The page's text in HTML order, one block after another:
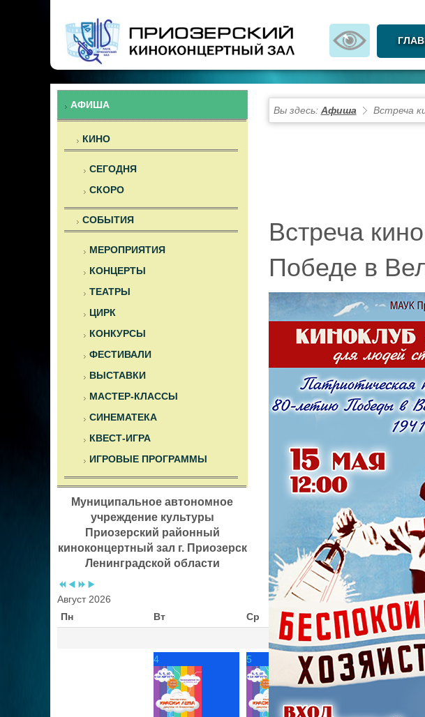
АФИША
КИНО
СЕГОДНЯ
СКОРО
СОБЫТИЯ
МЕРОПРИЯТИЯ
КОНЦЕРТЫ
ТЕАТРЫ
ЦИРК
КОНКУРСЫ
ФЕСТИВАЛИ
ВЫСТАВКИ
МАСТЕР-КЛАССЫ
СИНЕМАТЕКА
КВЕСТ-ИГРА
ИГРОВЫЕ ПРОГРАММЫ
Муниципальное автономное
учреждение культуры
Приозерский районный
киноконцертный зал г. Приозерск
Ленинградской области
Предыдущий
год
Предыдущий
Следующий
Следующий
Август 2026
Пн
Вт Ср Чт
4 5
Вы здесь: Афиша Встреча
Встреча
Победе в